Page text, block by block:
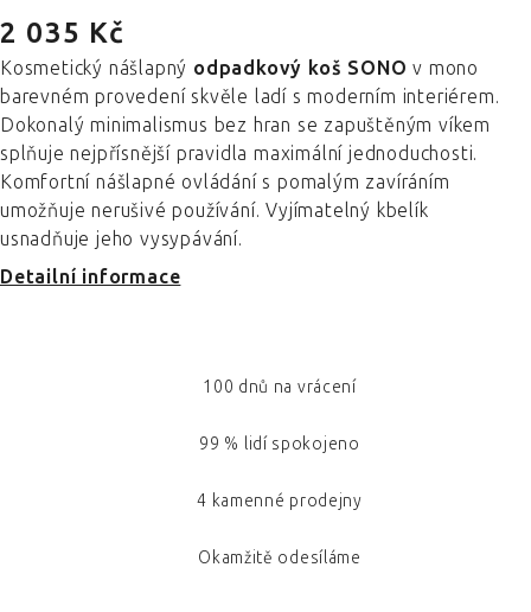
2 035 Kč
Kosmetický nášlapný odpadkový koš SONOv mono
barevném provedení skvěle ladí s moderním interiérem.
Dokonalý minimalismus bez hran se zapuštěným víkem
splňuje nejpřísnější pravidla maximální jednoduchosti.
Komfortní nášlapné ovládání s pomalým zavíráním
umožňuje nerušivé používání. Vyjímatelný kbelík
usnadňuje jeho vysypávání.
Detailní informace
100 dnů na vrácení
99 % lidí spokojeno
4 kamenné prodejny
Okamžitě odesíláme